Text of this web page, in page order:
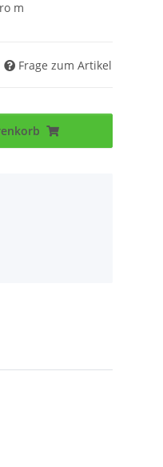
m
Frage zum Artikel